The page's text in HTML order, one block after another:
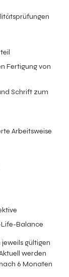
Fertigung von
Schrift zum
Arbeitsweise
Life-Balance
gültigen
werden
6 Monaten